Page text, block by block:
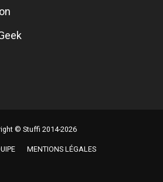
© Stuffi 2014-2026
MENTIONS LÉGALES